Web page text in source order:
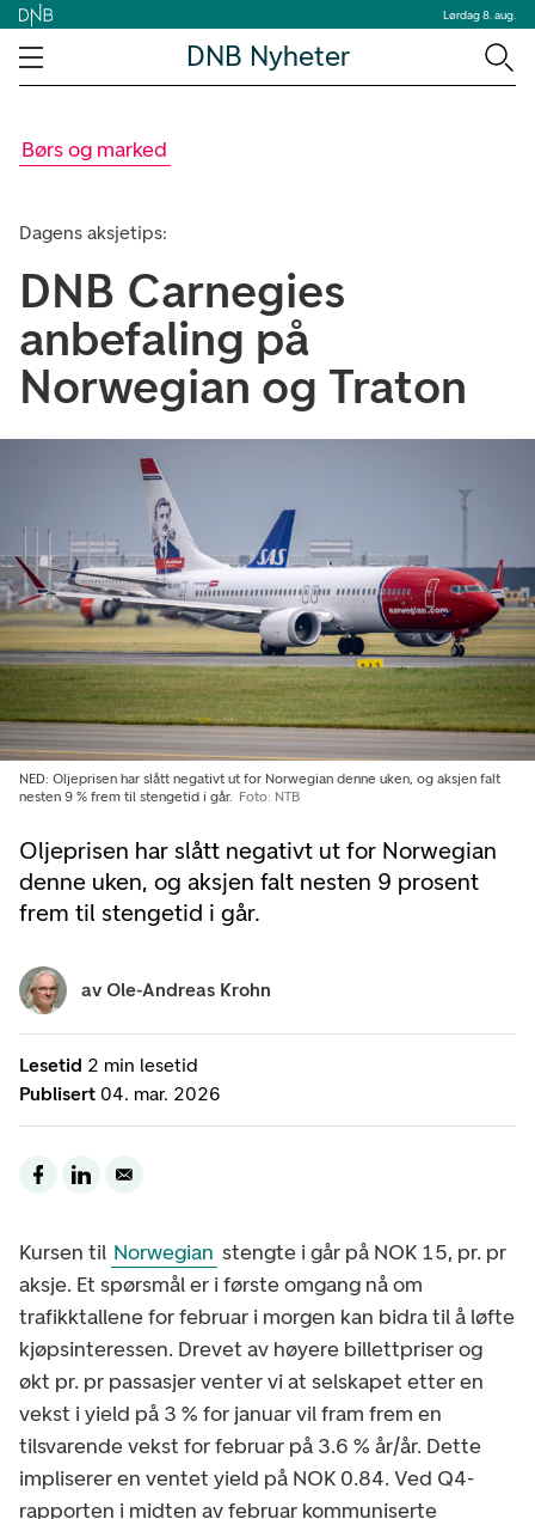
Lørdag 8. aug.
DNB Nyheter
Børs og marked
Dagens aksjetips:
DNB Carnegies
anbefaling på
Norwegian og Traton
Oljeprisen har slått negativt ut for Norwegian
denne uken, og aksjen falt nesten 9 prosent
frem til stengetid i går.
NED: Oljeprisen har slått negativt ut for Norwegian denne uken, og aksjen falt
nesten 9 % frem til stengetid i går. Foto: NTB
Lesetid 2 min lesetid
Publisert 04. mar. 2026
av Ole-Andreas Krohn
Kursen til Norwegian stengte i går på NOK 15, pr. pr
aksje. Et spørsmål er i første omgang nå om
trafikktallene for februar i morgen kan bidra til å løfte
kjøpsinteressen. Drevet av høyere billettpriser og
økt pr. pr passasjer venter vi at selskapet etter en
vekst i yield på 3 % for januar vil fram frem en
tilsvarende vekst for februar på 3.6 % år/år. Dette
impliserer en ventet yield på NOK 0.84. Ved Q4-
rapporten i midten av februar kommuniserte